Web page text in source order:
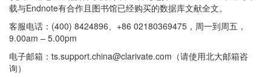
载与Endnote有合作且图书馆已经购买的数据库文献全文。
客服电话：(400) 8424896、+86 02180369475，周一到周五，
9.00am – 5.00pm
电子邮箱：ts.support.china@clarivate.com（请使用北大邮箱咨
询）